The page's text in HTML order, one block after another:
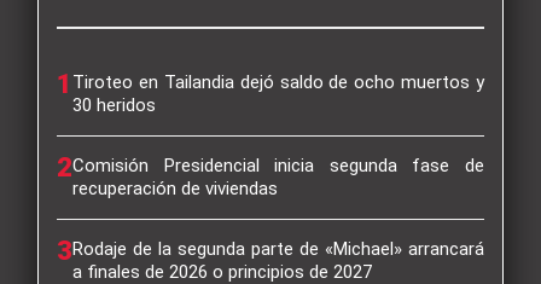
1 Tiroteo en Tailandia dejó saldo de ocho muertos y
30 heridos
2Comisión Presidencial inicia segunda fase de
recuperación de viviendas
3Rodaje de la segunda parte de «Michael» arrancará
a finales de 2026 o principios de 2027